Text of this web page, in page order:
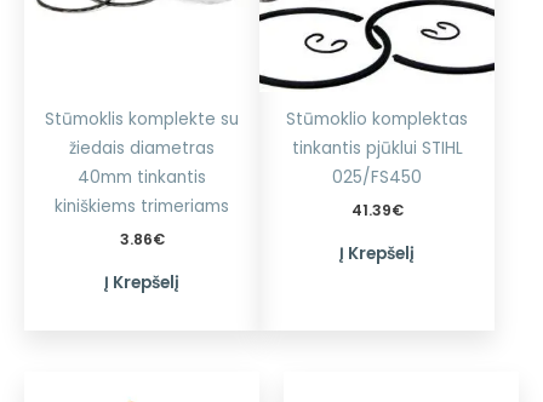
Stūmoklis komplekte su
žiedais diametras
40mm tinkantis
kiniškiems trimeriams
3.86€
Į Krepšelį
Stūmoklio komplektas
tinkantis pjūklui STIHL
025/FS450
41.39€
Į Krepšelį